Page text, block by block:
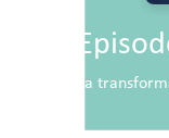
La